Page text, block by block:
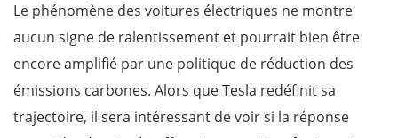
Le phénomène des voitures électriques ne montre
aucun signe de ralentissement et pourrait bien être
encore amplifié par une politique de réduction des
émissions carbones. Alors que Tesla redéfinit sa
trajectoire, il sera intéressant de voir si la réponse